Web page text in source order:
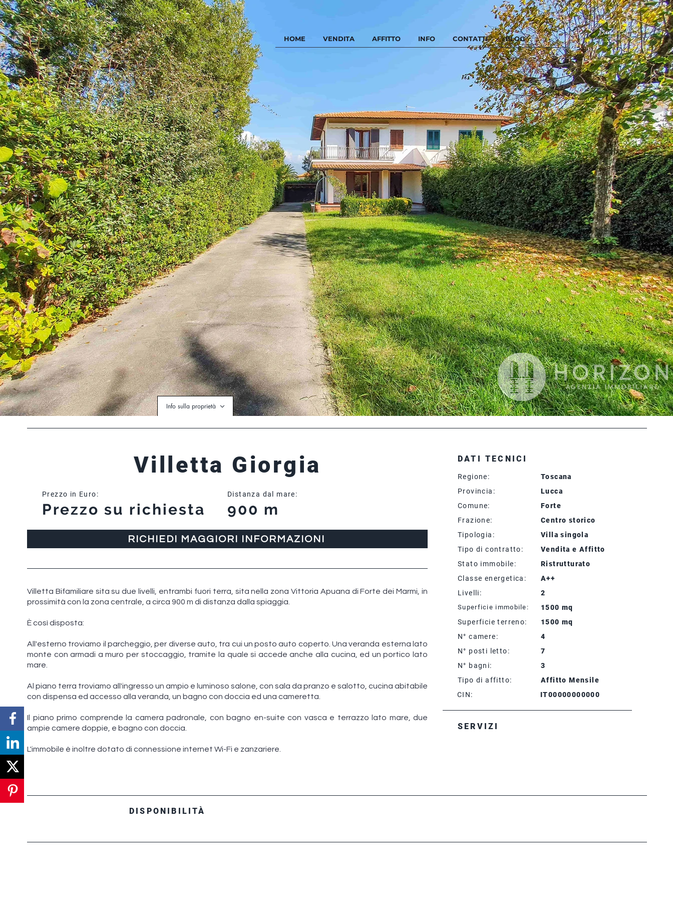
HOME VENDITA AFFITTO INFO CONTATTI BLOG
Info sulla proprietà
Villetta Giorgia
Prezzo in Euro:
Prezzo su richiesta
Distanza dal mare:
900 m
RICHIEDI MAGGIORI INFORMAZIONI
Villetta Bifamiliare sita su due livelli, entrambi fuori terra, sita nella zona Vittoria Apuana di Forte dei Marmi, in
prossimità con la zona centrale, a circa 900 m di distanza dalla spiaggia.
È così disposta:
All'esterno troviamo il parcheggio, per diverse auto, tra cui un posto auto coperto. Una veranda esterna lato
monte con armadi a muro per stoccaggio, tramite la quale si accede anche alla cucina, ed un portico lato
mare.
Al piano terra troviamo all'ingresso un ampio e luminoso salone, con sala da pranzo e salotto, cucina abitabile
con dispensa ed accesso alla veranda, un bagno con doccia ed una cameretta.
Il piano primo comprende la camera padronale, con bagno en-suite con vasca e terrazzo lato mare, due
ampie camere doppie, e bagno con doccia.
L'immobile è inoltre dotato di connessione internet Wi-Fi e zanzariere.
DATI TECNICI
Regione:
Toscana
Provincia:
Lucca
Comune:
Forte
Frazione:
Centro storico
Tipologia:
Villa singola
Tipo di contratto:
Vendita e Affitto
Stato immobile:
Ristrutturato
Classe energetica:
A++
Livelli:
2
Superficie immobile:
1500 mq
Superficie terreno:
1500 mq
N° camere:
4
N° posti letto:
7
N° bagni:
3
Tipo di affitto:
Affitto Mensile
CIN:
IT00000000000
SERVIZI
DISPONIBILITÀ